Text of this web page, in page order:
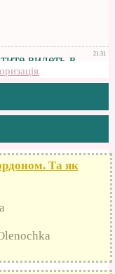
Та як